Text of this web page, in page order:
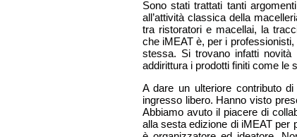
Sono stati trattati tanti
all’attività classica della
tra ristoratori e macellai, la
che iMEAT è, per i
stessa. Si trovano infatti
addirittura i prodotti finiti come le
A dare un ulteriore contributo
ingresso libero. Hanno visto
Abbiamo avuto il piacere di
alla sesta edizione di iMEAT per